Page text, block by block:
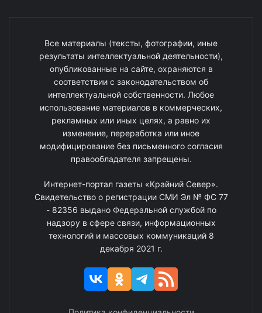
Все материалы (тексты, фотографии, иные
результаты интеллектуальной деятельности),
опубликованные на сайте, охраняются в
соответствии с законодательством об
интеллектуальной собственности. Любое
использование материалов в коммерческих,
рекламных или иных целях, а равно их
изменение, переработка или иное
модифицирование без письменного согласия
правообладателя запрещены.
Интернет-портал газеты «Крайний Север».
Свидетельство о регистрации СМИ Эл № ФС 77
- 82356 выдано Федеральной службой по
надзору в сфере связи, информационных
технологий и массовых коммуникаций 8
декабря 2021 г.